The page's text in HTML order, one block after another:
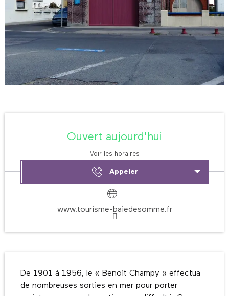
Ouvert aujourd'hui
Voir les horaires
Appeler
www.tourisme-baiedesomme.fr
De 1901 à 1956, le « Benoit Champy » effectua
de nombreuses sorties en mer pour porter